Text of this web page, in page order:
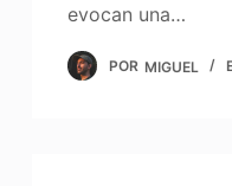
evocan una…
POR MIGUEL